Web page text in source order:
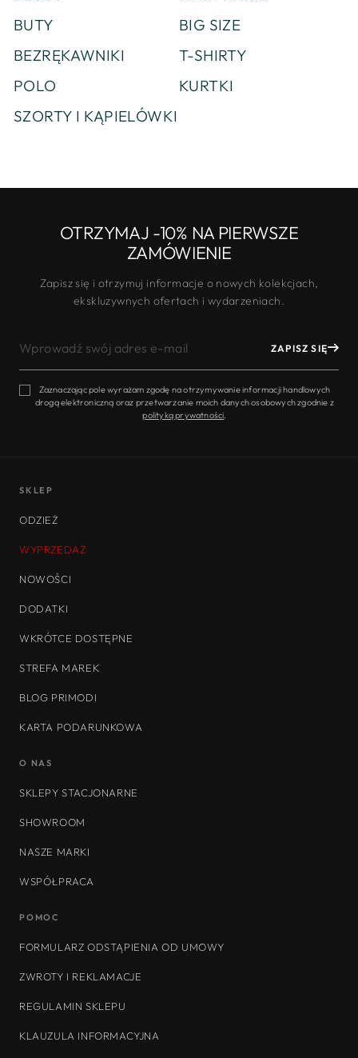
BUTY
BIG SIZE
BEZRĘKAWNIKI
T-SHIRTY
POLO
KURTKI
SZORTY I KĄPIELÓWKI
OTRZYMAJ -10% NA PIERWSZE
ZAMÓWIENIE
Zapisz się i otrzymuj informacje o nowych kolekcjach,
ekskluzywnych ofertach i wydarzeniach.
SWÓJ
ADRES
E-
MAIL
ZAPISZ SIĘ
Zaznaczając pole wyrażam zgodę na otrzymywanie informacji handlowych
drogą elektroniczną oraz przetwarzanie moich danych osobowych zgodnie z
polityką prywatności
SKLEP
ODZIEŻ
WYPRZEDAŻ
NOWOŚCI
DODATKI
WKRÓTCE DOSTĘPNE
STREFA MAREK
BLOG PRIMODI
KARTA PODARUNKOWA
O NAS
SKLEPY STACJONARNE
SHOWROOM
NASZE MARKI
WSPÓŁPRACA
POMOC
FORMULARZ ODSTĄPIENIA OD UMOWY
ZWROTY I REKLAMACJE
REGULAMIN SKLEPU
KLAUZULA INFORMACYJNA